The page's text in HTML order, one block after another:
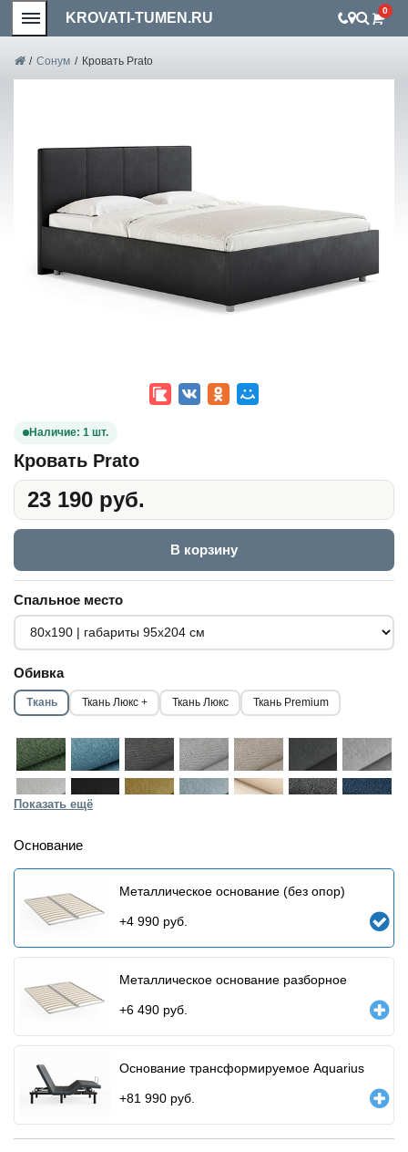
KROVATI-TUMEN.RU 0
/ Сонум / Кровать Prato
Наличие: 1 шт.
Кровать Prato
23 190 руб.
В корзину
Спальное место
Обивка
Ткань Ткань Люкс + Ткань Люкс Ткань Premium
Показать ещё
Основание
Металлическое основание (без опор)
+4 990 руб.
Металлическое основание разборное
+6 490 руб.
Основание трансформируемое Aquarius
+81 990 руб.